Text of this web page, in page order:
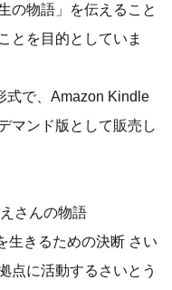
の物語」を伝えること
とを目的としていま
式で、Amazon Kindle
マンド版として販売し
さんの物語
生きるための決断 さい
点に活動するさいとう